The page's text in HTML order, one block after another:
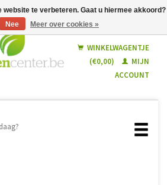
Nederlands
WINKELWAGENTJE
(€0,00)
MIJN
ACCOUNT
website te verbeteren. Gaat u hiermee akkoord?
Nee Meer over cookies »